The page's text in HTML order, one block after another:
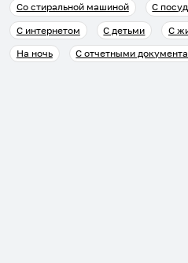
Со стиральной машиной
С
С интернетом
С детьми С
На ночь
С отчетными